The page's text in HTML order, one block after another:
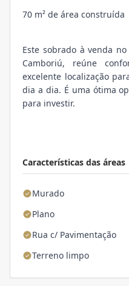
Características das áreas
Murado
Plano
Rua c/ Pavimentação
Terreno limpo
70 m² de área construída
Este sobrado à venda
Camboriú, reúne
excelente localização
dia a dia. É uma ótima
para investir.